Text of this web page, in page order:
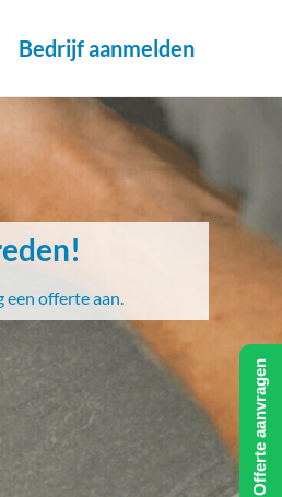
Bedrijf aanmelden
een offerte aan.
Offerte aanvragen